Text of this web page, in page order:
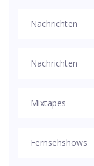
Nachrichten
Nachrichten
Mixtapes
Fernsehshows